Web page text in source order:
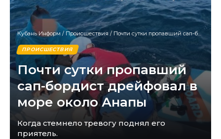
Кубань Информ / Происшествия / Почти сутки пропавший сап-бордист дрейфовал в море около Анапы
ПРОИСШЕСТВИЯ
Почти сутки пропавший
сап-бордист дрейфовал в
море около Анапы
Когда стемнело тревогу поднял его
приятель.